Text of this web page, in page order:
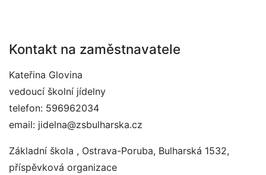
Kontakt na zaměstnavatele
Kateřina Glovina
vedoucí školní jídelny
telefon: 596962034
email: jidelna@zsbulharska.cz
Základní škola , Ostrava-Poruba, Bulharská 1532,
příspěvková organizace